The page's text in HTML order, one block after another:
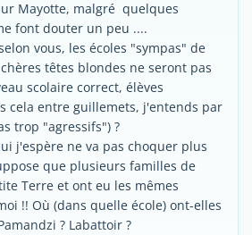
Mayotte, malgré quelques
font douter un peu ....
vous, les écoles "sympas" de
têtes blondes ne seront pas
scolaire correct, élèves
cela entre guillemets, j'entends par
trop "agressifs") ?
j'espère ne va pas choquer plus
que plusieurs familles de
Terre et ont eu les mêmes
!! Où (dans quelle école) ont-elles
? Labattoir ?